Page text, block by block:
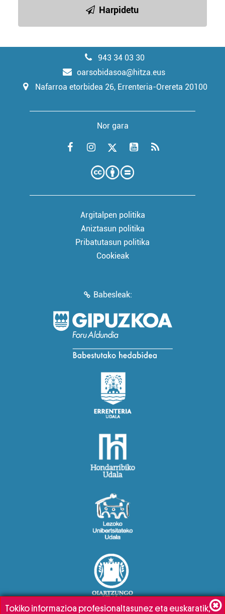
Harpidetu
943 34 03 30
oarsobidasoa@hitza.eus
Nafarroa etorbidea 26, Errenteria-Orereta 20100
Nor gara
Argitalpen politika
Aniztasun politika
Pribatutasun politika
Cookieak
Babesleak:
Tokiko informazioa profesionaltasunez eta euskaratik,